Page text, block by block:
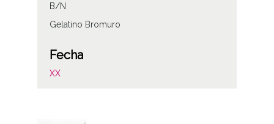
B/N
Gelatino Bromuro
Fecha
XX